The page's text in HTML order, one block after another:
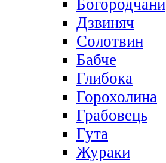
Богородчани
Дзвиняч
Солотвин
Бабче
Глибока
Горохолина
Грабовець
Гута
Жураки